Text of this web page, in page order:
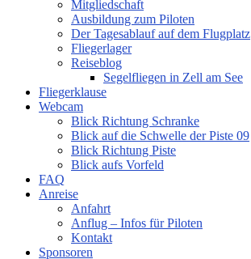
Mitgliedschaft
Ausbildung zum Piloten
Der Tagesablauf auf dem Flugplatz
Fliegerlager
Reiseblog
Segelfliegen in Zell am See
Fliegerklause
Webcam
Blick Richtung Schranke
Blick auf die Schwelle der Piste 09
Blick Richtung Piste
Blick aufs Vorfeld
FAQ
Anreise
Anfahrt
Anflug – Infos für Piloten
Kontakt
Sponsoren